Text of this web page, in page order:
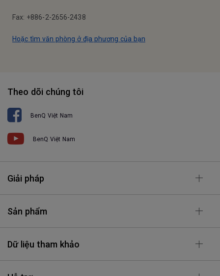
Fax: +886-2-2656-2438
Hoặc tìm văn phòng ở địa phương của bạn
Theo dõi chúng tôi
BenQ Việt Nam
BenQ Việt Nam
Giải pháp
Sản phẩm
Dữ liệu tham khảo